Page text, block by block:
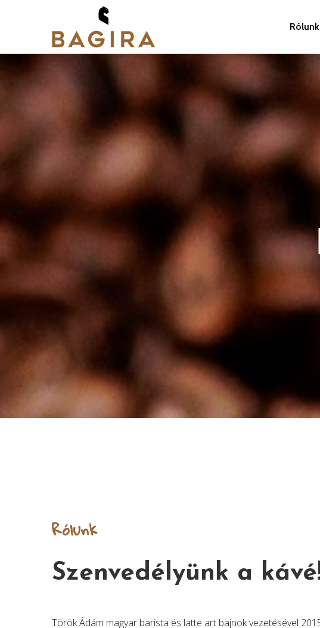
Rólunk
Rólunk
Szenvedélyünk a
Török Ádám magyar barista és latte art bajnok vezetésével